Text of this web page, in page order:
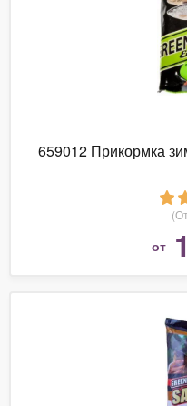
659012 Прикормка
от